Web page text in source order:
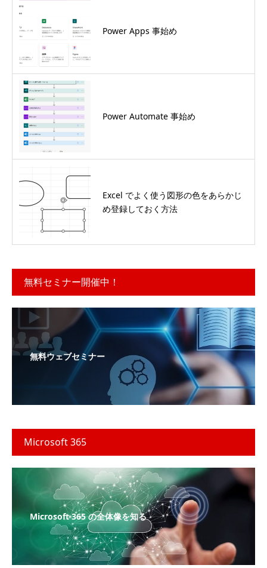
Power Apps 事始め
Power Automate 事始め
Excel でよく使う図形の色をあらかじ
め登録しておく方法
無料セミナー開催中！
無料ウェブセミナー
Microsoft 365
Microsoft 365 の全体像を知る